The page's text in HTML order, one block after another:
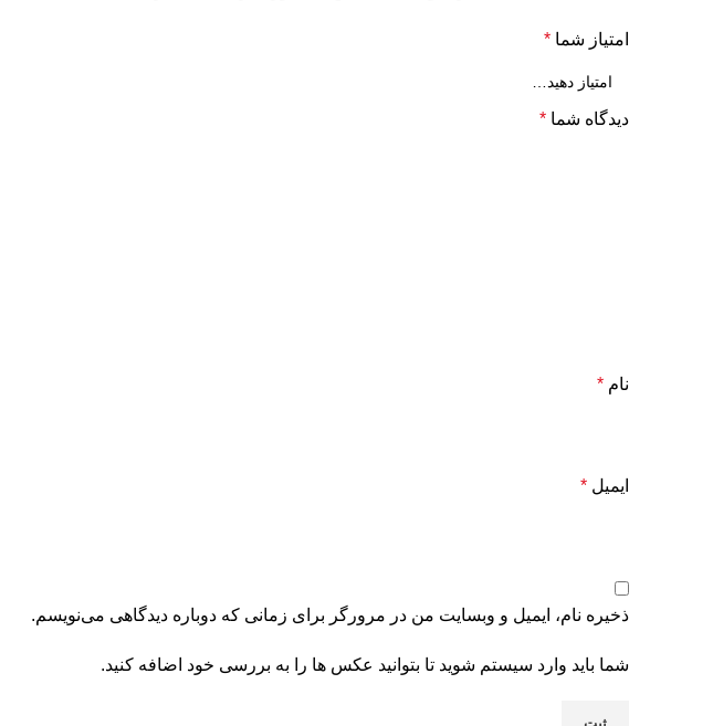
امتیاز شما *
دیدگاه شما *
نام *
ایمیل *
ذخیره نام، ایمیل و وبسایت من در مرورگر برای زمانی که دوباره دیدگاهی می‌نویسم.
شما باید وارد سیستم شوید تا بتوانید عکس ها را به بررسی خود اضافه کنید.